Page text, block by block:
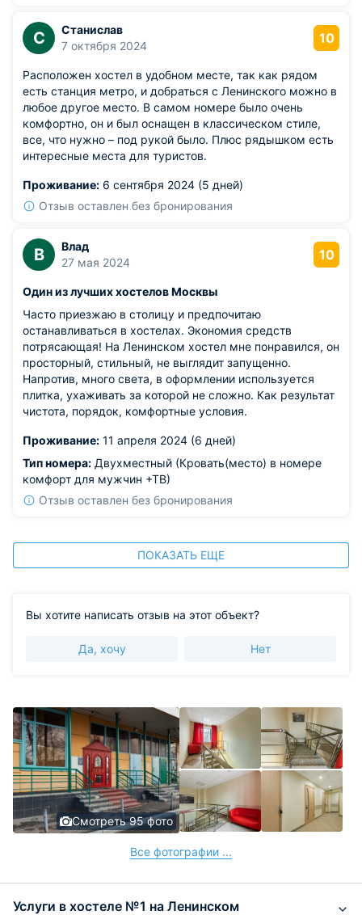
С
Станислав
7 октября 2024
10
Расположен хостел в удобном месте, так как рядом
есть станция метро, и добраться с Ленинского можно в
любое другое место. В самом номере было очень
комфортно, он и был оснащен в классическом стиле,
все, что нужно – под рукой было. Плюс рядышком есть
интересные места для туристов.
Проживание: 6 сентября 2024 (5 дней)
Отзыв оставлен без бронирования
В
Влад
27 мая 2024
10
Один из лучших хостелов Москвы
Часто приезжаю в столицу и предпочитаю
останавливаться в хостелах. Экономия средств
потрясающая! На Ленинском хостел мне понравился, он
просторный, стильный, не выглядит запущенно.
Напротив, много света, в оформлении используется
плитка, ухаживать за которой не сложно. Как результат
чистота, порядок, комфортные условия.
Проживание: 11 апреля 2024 (6 дней)
Тип номера: Двухместный (Кровать(место) в номере
комфорт для мужчин +ТВ)
Отзыв оставлен без бронирования
ПОКАЗАТЬ ЕЩЕ
Вы хотите написать отзыв на этот объект?
Да, хочу Нет
Смотреть 95 фото
Все фотографии ...
Услуги в хостеле №1 на Ленинском